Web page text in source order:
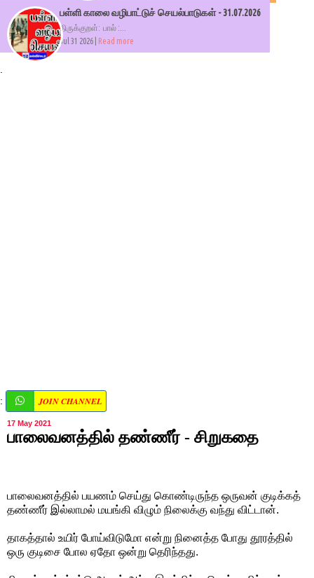
பள்ளி காலை வழிபாட்டுச் செயல்பாடுகள் - 31.07.2026
திருக்குறள்: பால் :...
Jul 31 2026 |
Read more
: JOIN CHANNEL
17 May 2021
பாலைவனத்தில் தண்ணீர் - சிறுகதை
பாலைவனத்தில் பயணம் செய்து கொண்டிருந்த ஒருவன் குடிக்கத்
தண்ணீர் இல்லாமல் மயங்கி விழும் நிலைக்கு வந்து விட்டான்.
தாகத்தால் உயிர் போய்விடுமோ என்று நினைத்த போது தூரத்தில்
ஒரு குடிசை போல ஏதோ ஒன்று தெரிந்தது.